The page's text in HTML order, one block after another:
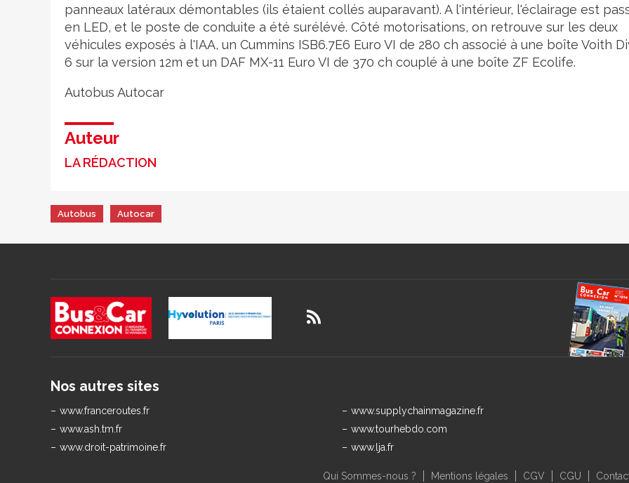
panneaux latéraux démontables (ils étaient collés auparavant). A l'intérieur, l'éclairage est
en LED, et le poste de conduite a été surélévé. Côté motorisations, on retrouve sur les deux
véhicules exposés à l'IAA, un Cummins ISB6.7E6 Euro VI de 280 ch associé à une boîte Voith
6 sur la version 12m et un DAF MX-11 Euro VI de 370 ch couplé à une boîte ZF Ecolife.
Autobus Autocar
Auteur
LA RÉDACTION
Autobus Autocar
Nos autres sites
www.franceroutes.fr
www.supplychainmagazine.fr
www.ash.tm.fr
www.tourhebdo.com
www.droit-patrimoine.fr
www.lja.fr
Qui Sommes-nous ? Mentions légales CGV CGU